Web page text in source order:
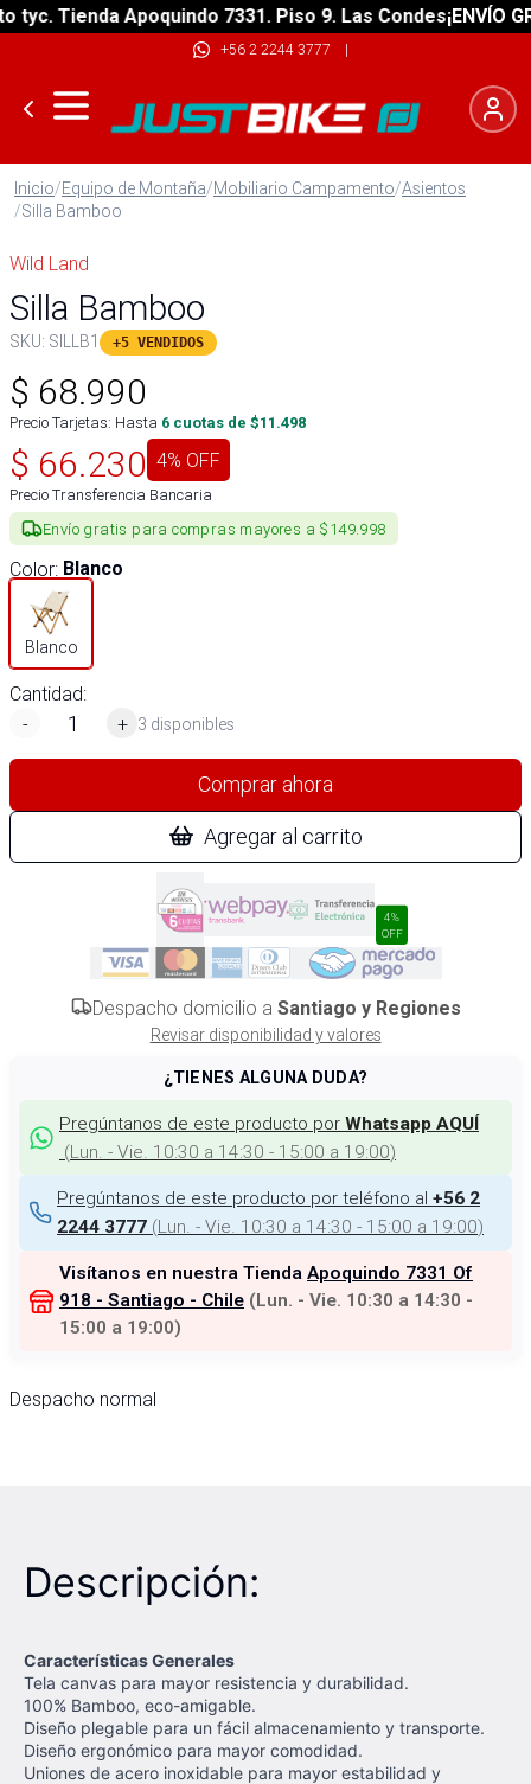
Tienda Apoquindo 7331. Piso 9. Las Condes¡ENVÍO
+56 2 2244 3777 |
Inicio/Equipo de Montaña/Mobiliario Campamento/Asientos
/Silla Bamboo
Wild Land
Silla Bamboo
SKU: SILLB1 +5 VENDIDOS
$ 68.990
Precio Tarjetas: Hasta 6 cuotas de $11.498
$ 66.230 4% OFF
Precio Transferencia Bancaria
Envío gratis para compras mayores a $149.998
Color: Blanco
Blanco
Cantidad:
-
+ 3 disponibles
Comprar ahora
Agregar al carrito
4%
OFF
Despacho domicilio a Santiago y Regiones
Revisar disponibilidad y valores
¿TIENES ALGUNA DUDA?
Pregúntanos de este producto por Whatsapp AQUÍ
(Lun. - Vie. 10:30 a 14:30 - 15:00 a 19:00)
Pregúntanos de este producto por teléfono al +56 2
2244 3777 (Lun. - Vie. 10:30 a 14:30 - 15:00 a 19:00)
Visítanos en nuestra Tienda Apoquindo 7331 Of
918 - Santiago - Chile (Lun. - Vie. 10:30 a 14:30 -
15:00 a 19:00)
Despacho normal
Descripción:
Características Generales
Tela canvas para mayor resistencia y durabilidad.
100% Bamboo, eco-amigable.
Diseño plegable para un fácil almacenamiento y transporte.
Diseño ergonómico para mayor comodidad.
Uniones de acero inoxidable para mayor estabilidad y